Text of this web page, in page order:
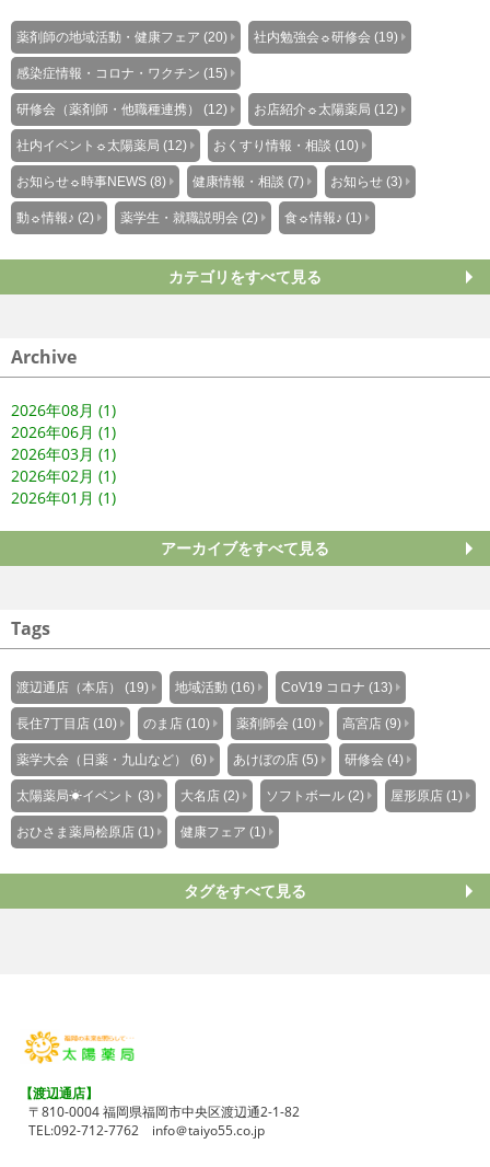
薬剤師の地域活動・健康フェア (20) 社内勉強会☼研修会 (19)
感染症情報・コロナ・ワクチン (15)
研修会（薬剤師・他職種連携） (12) お店紹介☼太陽薬局 (12)
社内イベント☼太陽薬局 (12) おくすり情報・相談 (10)
お知らせ☼時事NEWS (8) 健康情報・相談 (7) お知らせ (3)
動☼情報♪ (2) 薬学生・就職説明会 (2) 食☼情報♪ (1)
カテゴリをすべて見る
Archive
2026年08月 (1)
2026年06月 (1)
2026年03月 (1)
2026年02月 (1)
2026年01月 (1)
アーカイブをすべて見る
Tags
渡辺通店（本店） (19) 地域活動 (16) CoV19 コロナ (13)
長住7丁目店 (10) のま店 (10) 薬剤師会 (10) 高宮店 (9)
薬学大会（日薬・九山など） (6) あけぼの店 (5) 研修会 (4)
太陽薬局☀イベント (3) 大名店 (2) ソフトボール (2) 屋形原店 (1)
おひさま薬局桧原店 (1) 健康フェア (1)
タグをすべて見る
【渡辺通店】
〒810-0004 福岡県福岡市中央区渡辺通2-1-82
TEL:092-712-7762 info＠taiyo55.co.jp